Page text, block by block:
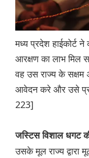
मध्य प्रदेश हाईकोर्ट
आरक्षण का लाभ मिल
वह उस राज्य के सक्षम
आवेदन करे और उसे
223]
जस्टिस विशाल धगट
उसके मूल राज्य द्वारा